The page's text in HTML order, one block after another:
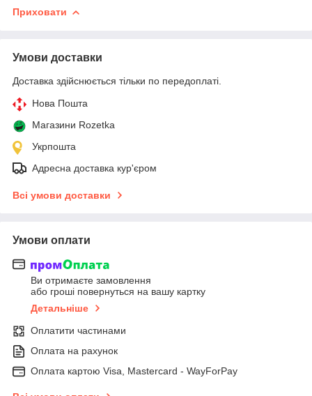
Приховати
Умови доставки
Доставка здійснюється тільки по передоплаті.
Нова Пошта
Магазини Rozetka
Укрпошта
Адресна доставка кур'єром
Всі умови доставки
Умови оплати
Ви отримаєте замовлення
або гроші повернуться на вашу картку
Детальніше
Оплатити частинами
Оплата на рахунок
Оплата картою Visa, Mastercard - WayForPay